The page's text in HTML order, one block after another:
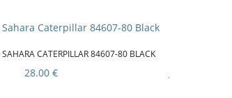
CATERPILLAR 84607-80 BLACK
28.00 €